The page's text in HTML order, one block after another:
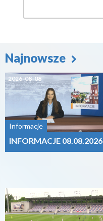
Najnowsze
2026-08-08
Informacje
INFORMACJE 08.08.2026
2026-08-07